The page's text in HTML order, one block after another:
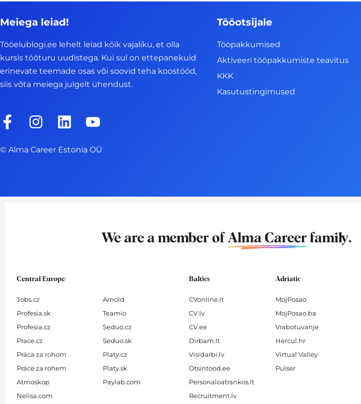
Meiega leiad!
Tööelublogi.ee lehelt leiad kõik vajaliku, et olla
kursis tööturu uudistega. Kui sul on ettepanekuid
erinevate teemade osas või soovid teha koostööd,
siis võta meiega julgelt ühendust.
F
c
o
I
s
g
L
n
d
Y
u
b
© Alma Career Estonia OÜ
Tööotsijale
Tööpakkumised
Aktiveeri tööpakkumiste teavitus
KKK
Kasutustingimused
We are a member of Alma Careerfamily.
Central Europe
Jobs.cz
Profesia.sk
Profesia.cz
Prace.cz
Práca za rohom
Práce za rohem
Atmoskop
Nelisa.com
Arnold
Teamio
Seduo.cz
Seduo.sk
Platy.cz
Platy.sk
Paylab.com
Baltics
CVonline.lt
CV.lv
CV.ee
Dirbam.It
Visidarbi.lv
Otsintood.ee
Personaloatrankos.lt
Recruitment.lv
Adriatic
MojPosao
MojPosao.ba
Vrabotuvanje
Hercul.hr
Virtual Valley
Pulser